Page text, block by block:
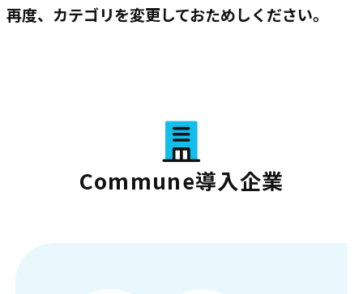
再度、カテゴリを変更しておためしください。
Commune導入企業